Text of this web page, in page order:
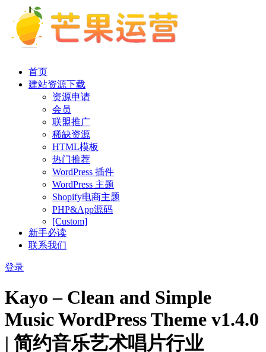
首页
建站资源下载
资源申请
会员
联盟推广
稀缺资源
HTML模板
热门推荐
WordPress 插件
WordPress 主题
Shopify电商主题
PHP&App源码
[Custom]
新手必读
联系我们
登录
Kayo – Clean and Simple
Music WordPress Theme v1.4.0
| 简约音乐艺术唱片行业